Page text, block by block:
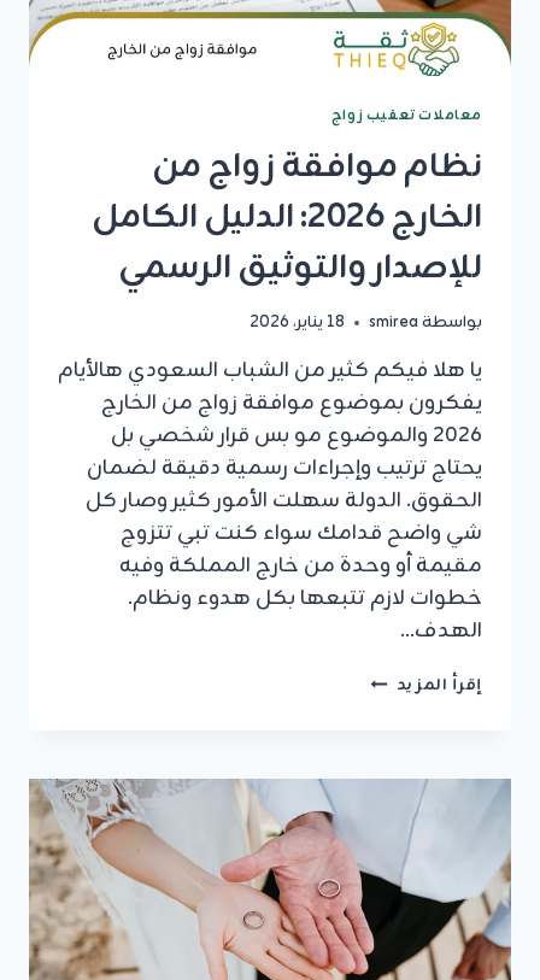
معاملات تعقيب زواج
نظام موافقة زواج من
الخارج 2026: الدليل الكامل
للإصدار والتوثيق الرسمي
بواسطةsmirea 18 يناير، 2026
يا هلا فيكم كثير من الشباب السعودي هالأيام
يفكرون بموضوع موافقة زواج من الخارج
2026 والموضوع مو بس قرار شخصي بل
يحتاج ترتيب وإجراءات رسمية دقيقة لضمان
الحقوق. الدولة سهلت الأمور كثير وصار كل
شي واضح قدامك سواء كنت تبي تتزوج
مقيمة أو وحدة من خارج المملكة وفيه
خطوات لازم تتبعها بكل هدوء ونظام.
الهدف…
إقرأ المزيد نظام
الخارج
الكامل
للإصدار
والتوثيق
الرسمي